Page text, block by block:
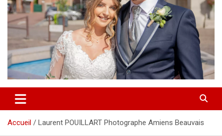
Accueil Laurent POUILLART Photographe Amiens Beauvais